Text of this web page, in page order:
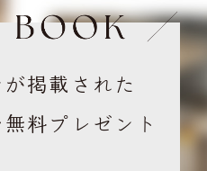
掲載された
料プレゼント